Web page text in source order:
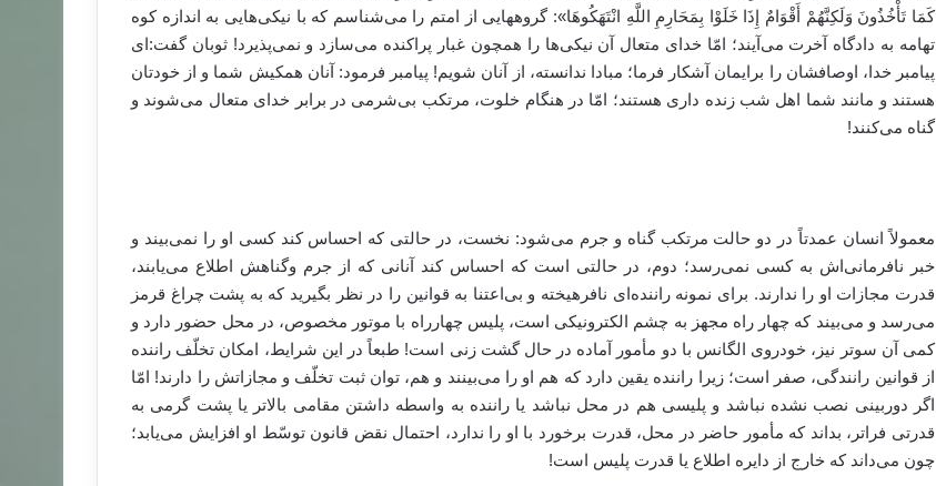
کَمَا تَأْخُذُونَ وَلَکِنَّهُمْ أَقْوَامٌ إِذَا خَلَوْا بِمَحَارِمِ اللَّهِ انْتَهَکُوهَا»: گروههایی از امتم را می‌شناسم که با نیکی‌هایی به اندازه کوه
تهامه به دادگاه آخرت می‌آیند؛ امّا خدای متعال آن نیکی‌ها را همچون غبار پراکنده می‌سازد و نمی‌پذیرد! ثوبان گفت:‌ای
پیامبر خدا، اوصافشان را برایمان آشکار فرما؛ مبادا ندانسته، از آنان شویم! پیامبر فرمود: آنان همکیش شما و از خودتان
هستند و مانند شما اهل شب زنده داری هستند؛ امّا در هنگام خلوت، مرتکب بی‌شرمی در برابر خدای متعال می‌شوند و
گناه می‌کنند!
معمولاً انسان عمدتاً در دو حالت مرتکب گناه و جرم می‌شود: نخست، در حالتی که احساس کند کسی او را نمی‌بیند و
خبر نافرمانی‌اش به کسی نمی‌رسد؛ دوم، در حالتی است که احساس کند آنانی که از جرم وگناهش اطلاع می‌یابند،
قدرت مجازات او را ندارند. برای نمونه راننده‌ای نافرهیخته و بی‌اعتنا به قوانین را در نظر بگیرید که به پشت چراغ قرمز
می‌رسد و می‌بیند که چهار راه مجهز به چشم الکترونیکی است، پلیس چهارراه با موتور مخصوص، در محل حضور دارد و
کمی آن سو‌تر نیز، خودروی الگانس با دو مأمور آماده در حال گشت زنی است! طبعاً در این شرایط، امکان تخلّف راننده
از قوانین رانندگی، صفر است؛ زیرا راننده یقین دارد که هم او را می‌بینند و هم، توان ثبت تخلّف و مجازاتش را دارند! امّا
اگر دوربینی نصب نشده نباشد و پلیسی هم در محل نباشد یا راننده به واسطه داشتن مقامی بالا‌تر یا پشت گرمی به
قدرتی فرا‌تر، بداند که مأمور حاضر در محل، قدرت برخورد با او را ندارد، احتمال نقض قانون توسّط او افزایش می‌یابد؛
چون می‌داند که خارج از دایره اطلاع یا قدرت پلیس است!